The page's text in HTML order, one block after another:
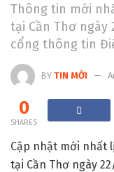
Thông tin mới
tại Cần Thơ
cổng thông tin
BY TIN MỚI
0
SHARES
Cập nhật mới nhất
tại Cần Thơ ngày